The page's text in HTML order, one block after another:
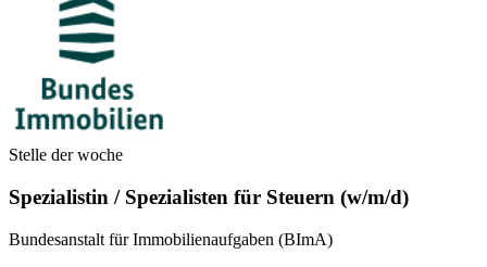
Stelle der woche
Spezialistin / Spezialisten für Steuern (w/m/d)
Bundesanstalt für Immobilienaufgaben (BImA)